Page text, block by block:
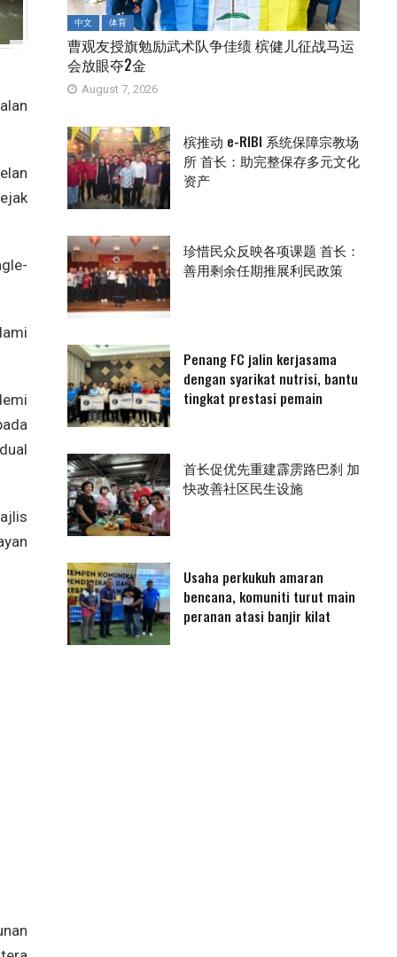
中文 体育
曹观友授旗勉励武术队争佳绩 槟健儿征战马运
会放眼夺2金
August 7, 2026
槟推动 e-RIBI 系统保障宗教场
所 首长：助完整保存多元文化
资产
珍惜民众反映各项课题 首长：
善用剩余任期推展利民政策
Penang FC jalin kerjasama
dengan syarikat nutrisi, bantu
tingkat prestasi pemain
首长促优先重建霹雳路巴刹 加
快改善社区民生设施
Usaha perkukuh amaran
bencana, komuniti turut main
peranan atasi banjir kilat